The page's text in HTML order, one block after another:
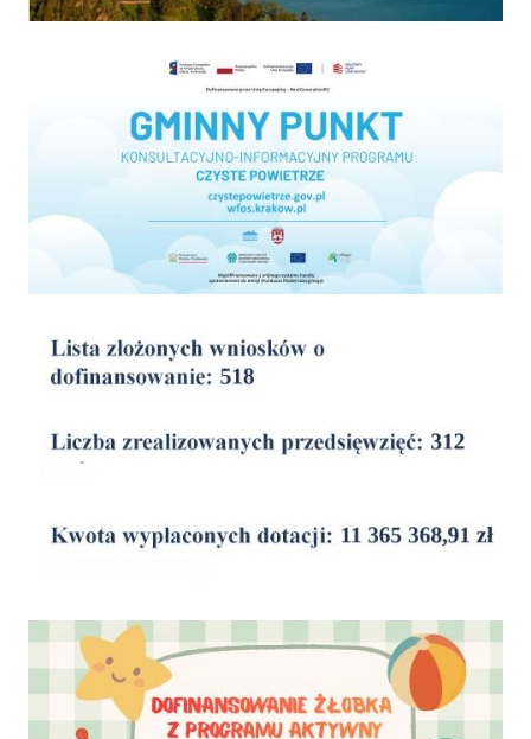
Dofinansowanie Żłobka Aktywny Maluch